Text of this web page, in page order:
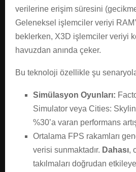
verilerine erişim süresini
Geleneksel işlemciler veriyi
beklerken, X3D işlemciler veriyi
havuzdan anında çeker.
Bu teknoloji özellikle şu
Simülasyon Oyunları:
Simulator veya Cities:
%30’a varan performans
Ortalama FPS rakamları
verisi sunmaktadır. Dahası,
takılmaları doğrudan